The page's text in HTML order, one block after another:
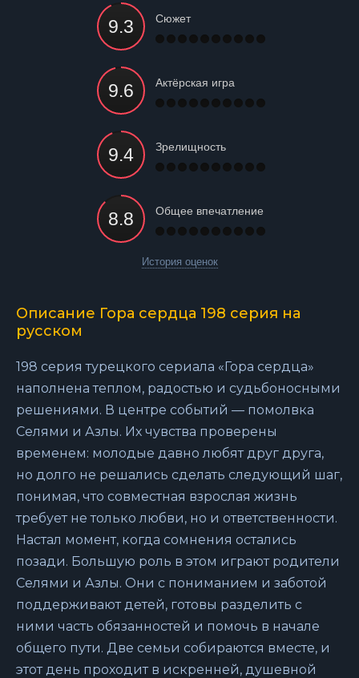
Сюжет
Актёрская игра
Зрелищность
Общее впечатление
История оценок
Описание Гора сердца 198 серия на
русском
198 серия турецкого сериала «Гора сердца»
наполнена теплом, радостью и судьбоносными
решениями. В центре событий — помолвка
Селями и Азлы. Их чувства проверены
временем: молодые давно любят друг друга,
но долго не решались сделать следующий шаг,
понимая, что совместная взрослая жизнь
требует не только любви, но и ответственности.
Настал момент, когда сомнения остались
позади. Большую роль в этом играют родители
Селями и Азлы. Они с пониманием и заботой
поддерживают детей, готовы разделить с
ними часть обязанностей и помочь в начале
общего пути. Две семьи собираются вместе, и
этот день проходит в искренней, душевной